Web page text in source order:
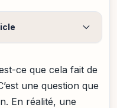
ce que cela fait de
une question que
En réalité, une